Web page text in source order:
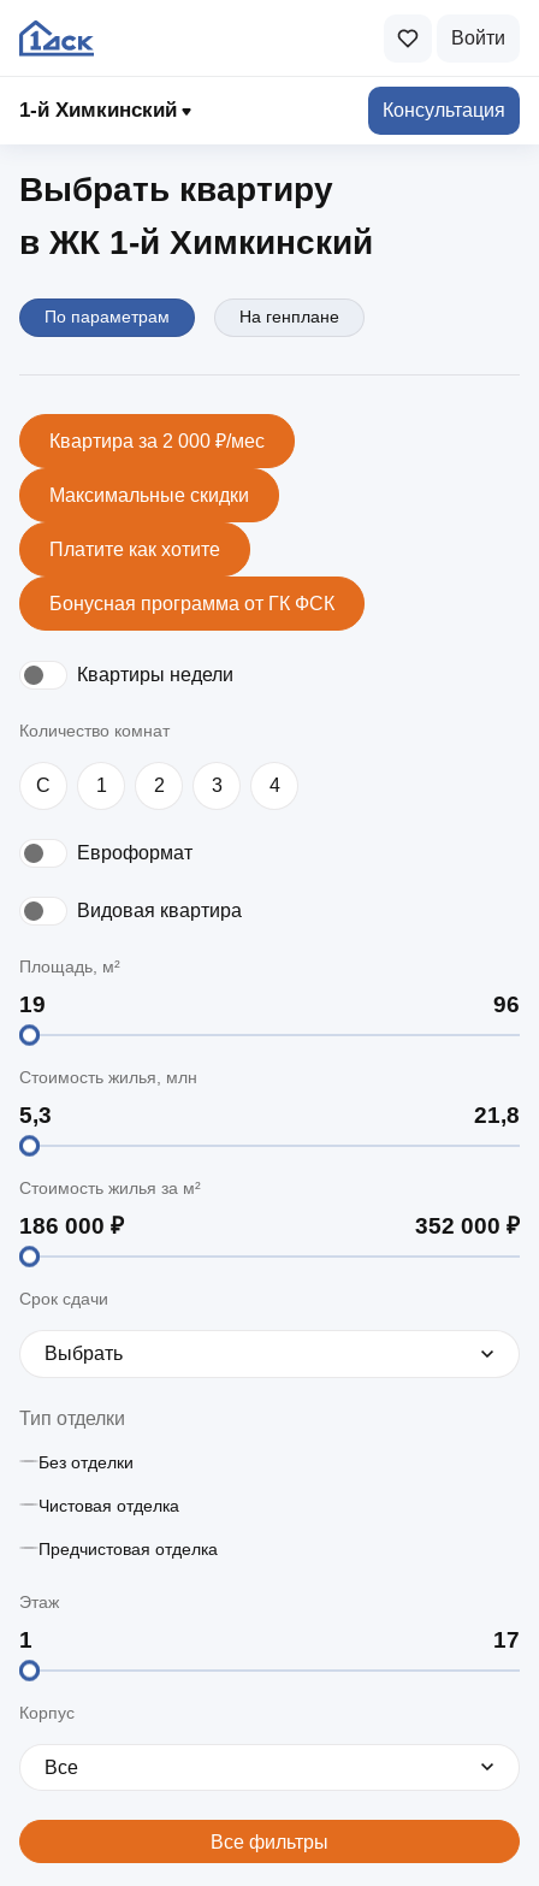
Войти
1-й Химкинский Консультация
1‑й Химкинский
Выбрать квартиру
в ЖК 1‑й Химкинский
По параметрам На генплане
Квартира за 2 000 ₽/мес
Максимальные скидки
Платите как хотите
Бонусная программа от ГК ФСК
Квартиры недели
Количество комнат
C 1 2 3 4
Евроформат
Видовая квартира
Площадь, м²
Стоимость жилья, млн
Стоимость жилья за м²
Срок сдачи
Выбрать
Тип отделки
Без отделки
Чистовая отделка
Предчистовая отделка
Этаж
Корпус
Все
Все фильтры